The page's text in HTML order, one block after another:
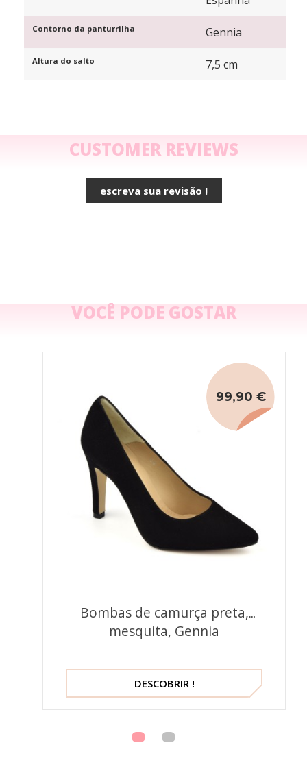
Contorno da panturrilha Gennia
Altura do salto 7,5 cm
CUSTOMER REVIEWS
escreva sua revisão !
VOCÊ PODE GOSTAR
Bombas de camurça preta,
mesquita, Gennia
99,90 €
DESCOBRIR !